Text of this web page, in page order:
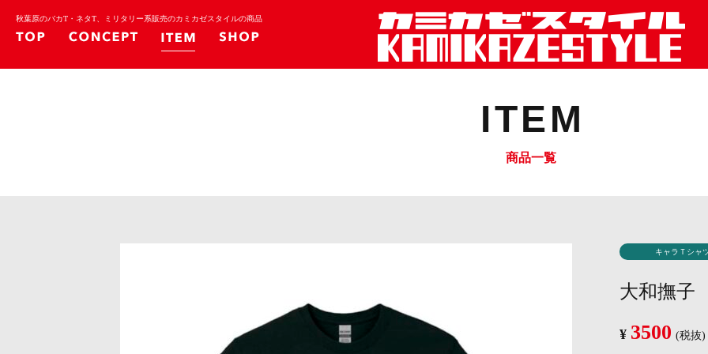
秋葉原のバカT・ネタT、ミリタリー系販売のカミカゼスタイルの商品
ITEM
商品一覧
キャラＴシャ
大和撫子
¥ 3500 (税抜)